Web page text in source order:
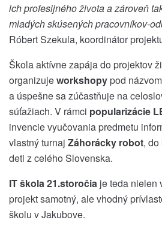
ich profesijného života a zároveň
mladých skúsených pracovníkov-
Róbert Szekula, koordinátor
Škola aktívne zapája do projektov
organizujeworkshopypod
a úspešne sa zúčastňuje na
súťažiach. V rámci popularizácie
invencie vyučovania predmetu
vlastný turnaj Záhorácky robot,
deti z celého Slovenska.
IT škola 21.storočia je teda nielen
projekt samotný, ale vhodný
školu v Jakubove.